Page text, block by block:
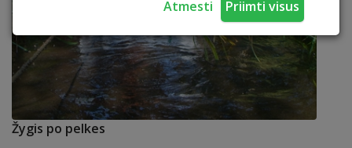
Atmesti Priimti visus
Žygis po pelkes